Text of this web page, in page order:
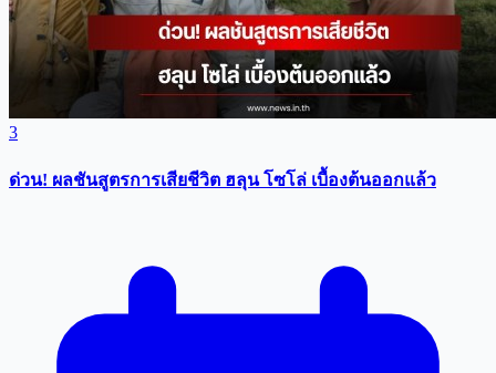
3
ด่วน! ผลชันสูตรการเสียชีวิต ฮลุน โซโล่ เบื้องต้นออกแล้ว